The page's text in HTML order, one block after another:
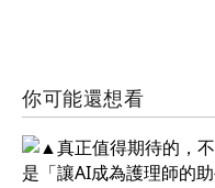
你可能還想看